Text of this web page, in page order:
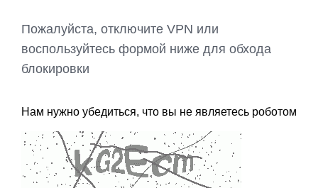
Пожалуйста, отключите VPN или
воспользуйтесь формой ниже для обхода
блокировки
Нам нужно убедиться, что вы не являетесь роботом